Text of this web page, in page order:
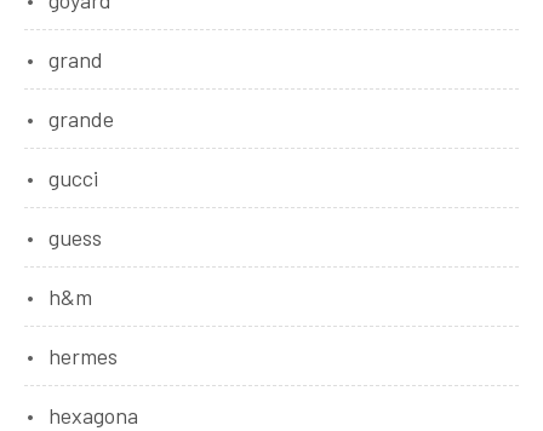
grand
grande
gucci
guess
h&m
hermes
hexagona